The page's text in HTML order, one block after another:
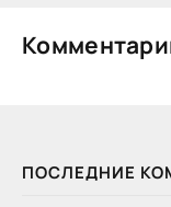
ПОСЛЕДНИЕ